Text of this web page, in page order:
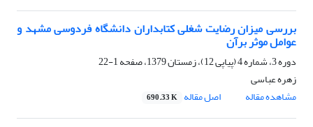
بررسی میزان رضایت شغلی کتابداران دانشگاه فردوسی مشهد و
عوامل موثر برآن
دوره 3، شماره 4 (پیاپی 12)، زمستان 1379، صفحه
1-22
زهره عباسی
مشاهده مقاله
اصل مقاله 690.33 K